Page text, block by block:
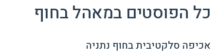
כל הפוסטים במאהל בחוף
אכיפה סלקטיבית בחוף נתניה